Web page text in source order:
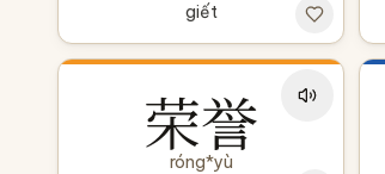
giết
荣誉
róng*yù